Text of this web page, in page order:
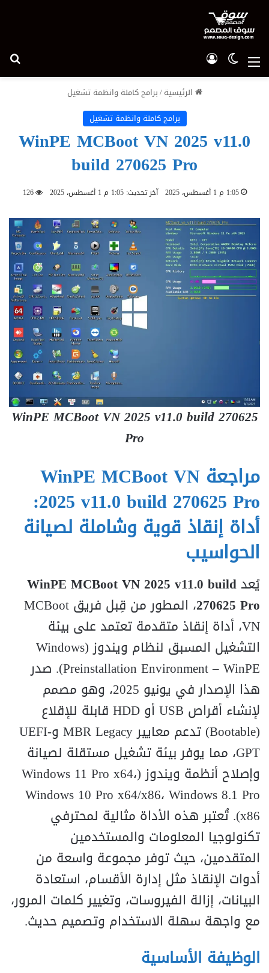
القائمة الوضع المظلم
الرئيسية/برامج كاملة وانظمة تشغيل
برامج كاملة وانظمة تشغيل
WinPE MCBoot VN 2025 v11.0
build 270625 Pro
1:05 م 1 أغسطس، 2025 آخر تحديث: 1:05 م 1 أغسطس، 2025 126
WinPE MCBoot VN 2025 v11.0 build 270625
Pro
مراجعة WinPE MCBoot VN
2025 v11.0 build 270625 Pro:
أداة إنقاذ قوية وشاملة لصيانة
الحواسيب
يُعد WinPE MCBoot VN 2025 v11.0 build
270625 Pro
، المطور من قِبل فريق MCBoot
VN، أداة إنقاذ متقدمة تعتمد على بيئة
التشغيل المسبق لنظام ويندوز (Windows
Preinstallation Environment – WinPE). صدر
هذا الإصدار في يونيو 2025، وهو مصمم
لإنشاء أقراص USB أو HDD قابلة للإقلاع
(Bootable) تدعم معايير MBR Legacy وUEFI-
GPT، مما يوفر بيئة تشغيل مستقلة لصيانة
وإصلاح أنظمة ويندوز (Windows 11 Pro x64،
Windows 10 Pro x64/x86، Windows 8.1 Pro
x86). تُعتبر هذه الأداة مثالية لمحترفي
تكنولوجيا المعلومات والمستخدمين
المتقدمين، حيث توفر مجموعة واسعة من
أدوات الإنقاذ مثل إدارة الأقسام، استعادة
البيانات، إزالة الفيروسات، وتغيير كلمات المرور،
مع واجهة سهلة الاستخدام وتصميم حديث.
الوظيفة الأساسية